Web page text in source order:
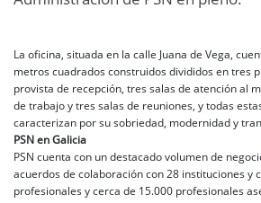
La oficina, situada en la calle Juana de Vega,
metros cuadrados construidos divididos en tres
provista de recepción, tres salas de atención al
de trabajo y tres salas de reuniones, y todas
caracterizan por su sobriedad, modernidad y
PSN en Galicia
PSN cuenta con un destacado volumen de
acuerdos de colaboración con 28 instituciones y
profesionales y cerca de 15.000 profesionales